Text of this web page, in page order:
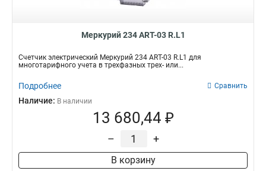
Mеркурий 234 ART-03 R.L1
Счетчик электрический Mеркурий 234 ART-03 R.L1 для
многотарифного учета в трехфазных трех- или...
Подробнее Сравнить
Наличие: В наличии
13 680,44 ₽
– +
В корзину